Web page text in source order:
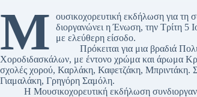
Μ
ουσικοχορευτική εκδήλωση για
διοργανώνει η Ένωση, την Τρίτη 5
με ελεύθερη είσοδο.
Πρόκειται για μια βραδιά
Χοροδιδασκάλων, με έντονο χρώμα και άρωμα
σχολές χορού, Καρλάκη, Καφετζάκη, Μπριντάκη.
Γιαμαλάκη, Γρηγόρη Σαμόλη.
Η Μουσικοχορευτική εκδήλωση